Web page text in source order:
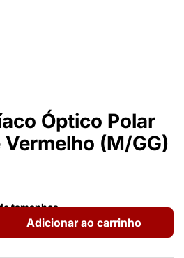
Óptico Polar
(M/GG)
tamanhos
Adicionar ao carrinho